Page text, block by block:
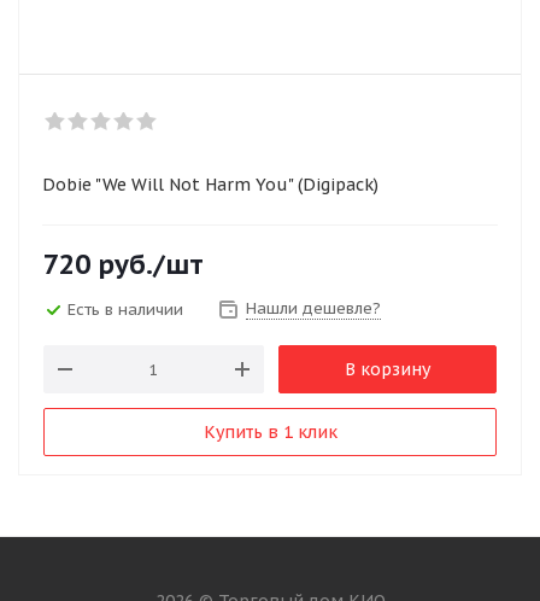
Dobie "We Will Not Harm You" (Digipack)
720 руб./шт
Есть в наличии Нашли дешевле?
В корзину
Купить в 1 клик